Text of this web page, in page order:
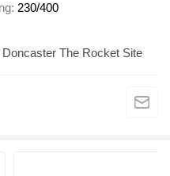
230/400
Vereinigtes Königreich, DN10 Doncaster The Rocket Site